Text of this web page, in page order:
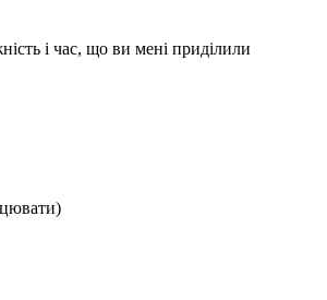
і час, що ви мені приділили